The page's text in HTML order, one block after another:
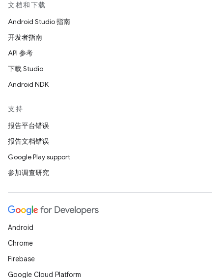
文档和下载
Android Studio 指南
开发者指南
API 参考
下载 Studio
Android NDK
支持
报告平台错误
报告文档错误
Google Play support
参加调查研究
Android
Chrome
Firebase
Google Cloud Platform